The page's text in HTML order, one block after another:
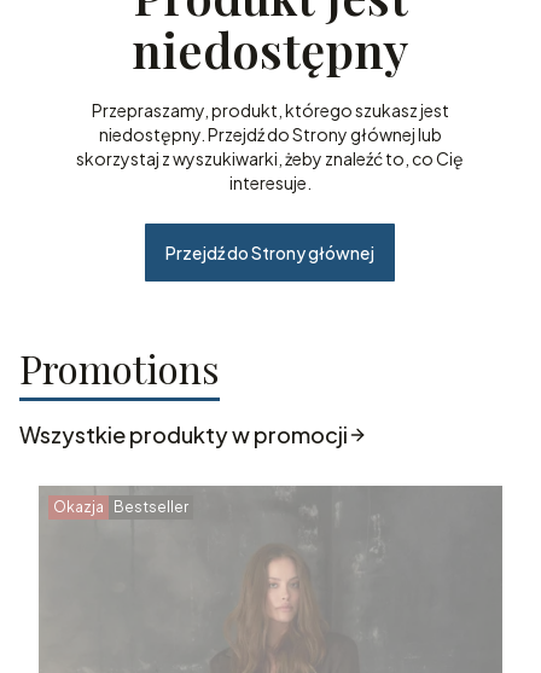
niedostępny
Przepraszamy, produkt, którego szukasz jest
niedostępny. Przejdź do Strony głównej lub
skorzystaj z wyszukiwarki, żeby znaleźć to, co Cię
interesuje.
Przejdź do Strony głównej
Promotions
Wszystkie produkty w promocji
Okazja Bestseller